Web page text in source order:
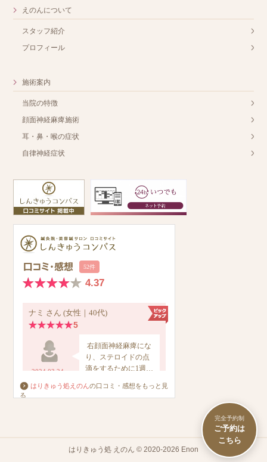
えのんについて
スタッフ紹介
プロフィール
施術案内
当院の特徴
顔面神経麻痺施術
耳・鼻・喉の症状
自律神経症状
はりきゅう処えのんの口コミ・感想をもっと見
る
はりきゅう処 えのん © 2020-2026 Enon
完全予約制